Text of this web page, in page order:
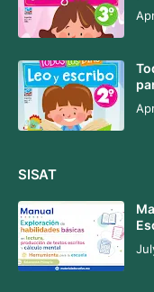
SISAT